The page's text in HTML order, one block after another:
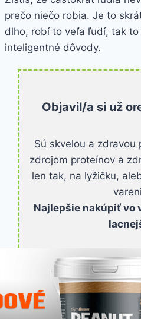
prečo niečo robia. Je to
dlho, robí to veľa ľudí, tak
inteligentné dôvody.
Objavil/a si už
Sú skvelou a zdravou
zdrojom proteínov a
len tak, na lyžičku,
Najlepšie nakúpiť vo